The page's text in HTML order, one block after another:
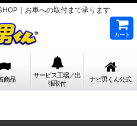
｜お車への取付まで承ります
カート
商品
サービス工場／出
張取付
ナビ男くん公式